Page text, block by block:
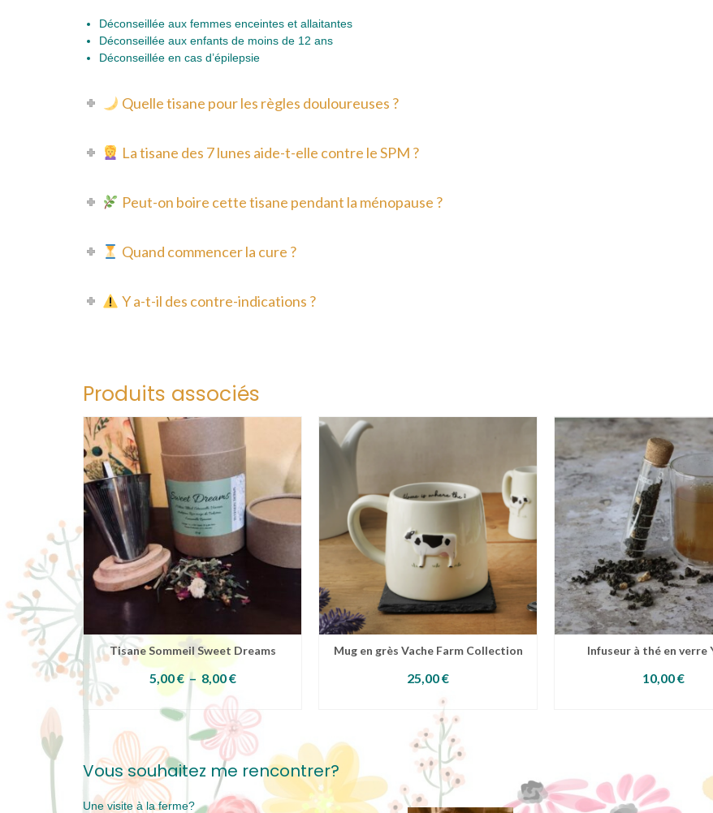
Déconseillée aux femmes enceintes et allaitantes
Déconseillée aux enfants de moins de 12 ans
Déconseillée en cas d’épilepsie
Quelle tisane pour les règles douloureuses ?
La tisane des 7 lunes aide-t-elle contre le SPM ?
Peut-on boire cette tisane pendant la ménopause ?
Quand commencer la cure ?
Y a-t-il des contre-indications ?
Produits associés
Tisane Sommeil Sweet Dreams
5,00€– 8,00€Plage
prix :
5,00 €
à
8,00 €
CHOIX DES OPTIONS
produit
a
plusieurs
variations.
Les
options
peuvent
Mug en grès Vache Farm Collection
25,00€
AJOUTER AU PANIER
Infuseur à thé en verre
10,00€
Vous souhaitez me rencontrer?
Une visite à la ferme?